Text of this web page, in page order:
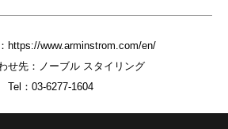
https://www.arminstrom.com/en/
せ先：ノーブル スタイリング
Tel： 03-6277-1604